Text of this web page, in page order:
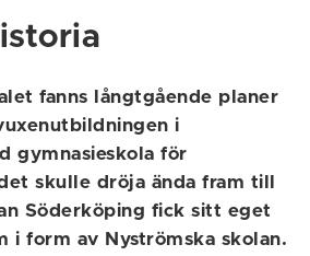
fanns långtgående planer
i
gymnasieskola för
skulle dröja ända fram till
Söderköping fick sitt eget
i form av Nyströmska skolan.